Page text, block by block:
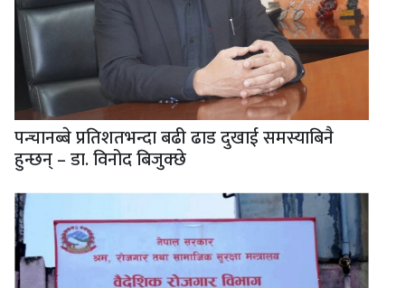
पन्चानब्बे प्रतिशतभन्दा बढी ढाड दुखाई समस्याबिनै
हुन्छन् – डा. विनोद बिजुक्छे